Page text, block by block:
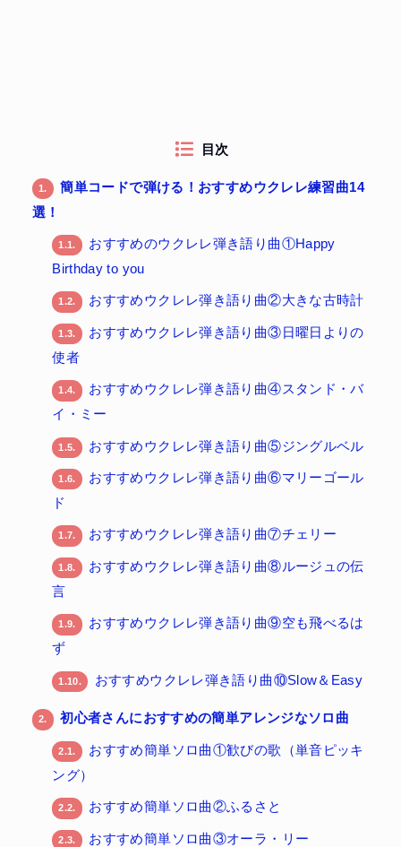
目次
1.
簡単コードで弾ける！おすすめウクレレ練習曲14
選！
1.1.
おすすめのウクレレ弾き語り曲①Happy
Birthday to you
1.2. おすすめウクレレ弾き語り曲②大きな古時計
1.3.
おすすめウクレレ弾き語り曲③日曜日よりの
使者
1.4.
おすすめウクレレ弾き語り曲④スタンド・バ
イ・ミー
1.5. おすすめウクレレ弾き語り曲⑤ジングルベル
1.6.
おすすめウクレレ弾き語り曲⑥マリーゴール
ド
1.7. おすすめウクレレ弾き語り曲⑦チェリー
1.8.
おすすめウクレレ弾き語り曲⑧ルージュの伝
言
1.9.
おすすめウクレレ弾き語り曲⑨空も飛べるは
ず
1.10. おすすめウクレレ弾き語り曲⑩Slow＆Easy
2. 初心者さんにおすすめの簡単アレンジなソロ曲
2.1.
おすすめ簡単ソロ曲①歓びの歌（単音ピッキ
ング）
2.2. おすすめ簡単ソロ曲②ふるさと
2.3. おすすめ簡単ソロ曲③オーラ・リー